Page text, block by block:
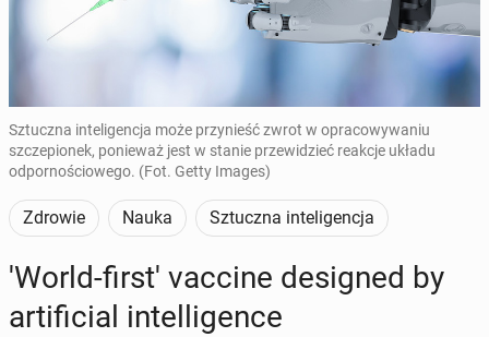
Sztuczna inteligencja może przynieść zwrot w opracowywaniu
szczepionek, ponieważ jest w stanie przewidzieć reakcje układu
odpornościowego. (Fot. Getty Images)
Zdrowie Nauka Sztuczna inteligencja
'World-first' vaccine de­signed by
ar­ti­fi­cial in­tel­li­gence